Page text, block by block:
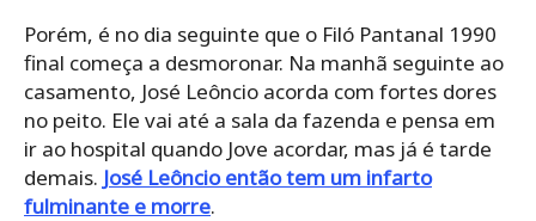
Porém, é no dia seguinte que o Filó Pantanal 1990
final começa a desmoronar. Na manhã seguinte ao
casamento, José Leôncio acorda com fortes dores
no peito. Ele vai até a sala da fazenda e pensa em
ir ao hospital quando Jove acordar, mas já é tarde
demais. José Leôncio então tem um infarto
fulminante e morre.